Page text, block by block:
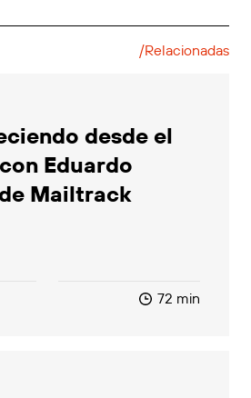
/Relacionadas
desde el
Eduardo
Mailtrack
72 min